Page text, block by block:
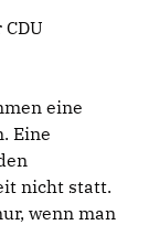
eine
Eine
nicht statt.
wenn man